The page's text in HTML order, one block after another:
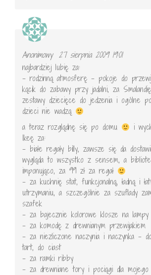
Anonimowy 27 sierpnia 2009 19:01
najbardziej lubię za:
– rodzinną atmosferę – pokoje do
kącik do zabawy przy jadalni, za
zestawy dziecięce do jedzenia i ogólne
dzieci nie wadzą
a teraz rozglądnę się po domu
i
Ikeę za:
– białe regały billy, zawsze się da
wygląda to wszystko z sensem, a
imponująco, za 99 zł za regał
– za kuchnię stat, funkcjonalną, ładną i
utrzymaniu, a szczególnie za szuflady
szafek
– za bajecznie kolorowe klosze na lampy
– za komodę z drewnianym przewijakiem
– za niezliczone naczynia i naczynka –
tart, do ciast
– za ramki ribby
– za drewniane tory i pociągi dla mojego